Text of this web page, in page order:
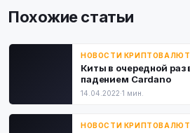
Похожие статьи
НОВОСТИ КРИПТОВАЛЮТ
Киты в очередной раз
падением Cardano
14.04.2022·1 мин.
НОВОСТИ КРИПТОВАЛЮТ